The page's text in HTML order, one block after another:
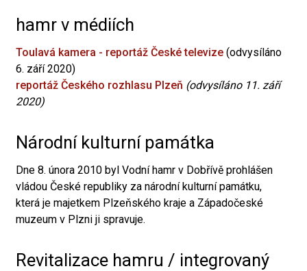
hamr v médiích
Toulavá kamera - reportáž České televize (odvysíláno
6. září 2020)
reportáž Českého rozhlasu Plzeň (odvysíláno 11. září
2020)
Národní kulturní památka
Dne 8. února 2010 byl Vodní hamr v Dobřívě prohlášen
vládou České republiky za národní kulturní památku,
která je majetkem Plzeňského kraje a Západočeské
muzeum v Plzni ji spravuje.
Revitalizace hamru / integrovaný